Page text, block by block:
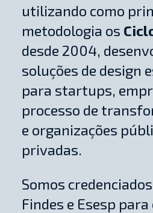
utilizando como
metodologia os
desde 2004,
soluções de design
para startups,
processo de
e organizações
privadas.
Somos
Findes e Esesp